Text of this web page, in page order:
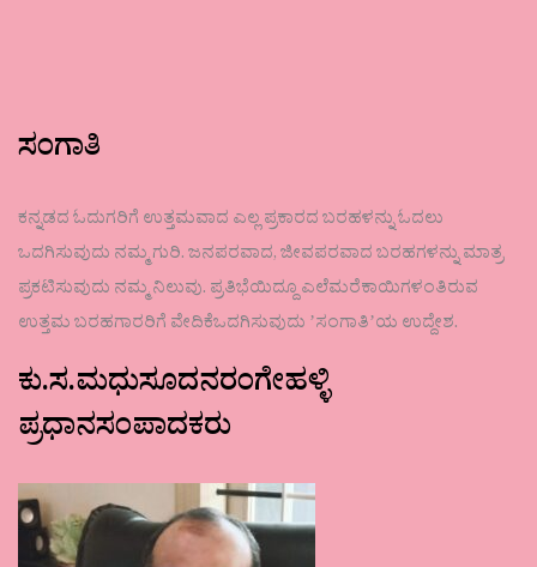
ಸಂಗಾತಿ
ಕನ್ನಡದ ಓದುಗರಿಗೆ ಉತ್ತಮವಾದ ಎಲ್ಲ ಪ್ರಕಾರದ ಬರಹಳನ್ನು ಓದಲು
ಒದಗಿಸುವುದು ನಮ್ಮ ಗುರಿ. ಜನಪರವಾದ, ಜೀವಪರವಾದ ಬರಹಗಳನ್ನು ಮಾತ್ರ
ಪ್ರಕಟಿಸುವುದು ನಮ್ಮ ನಿಲುವು. ಪ್ರತಿಭೆಯಿದ್ದೂ ಎಲೆಮರೆಕಾಯಿಗಳಂತಿರುವ
ಉತ್ತಮ ಬರಹಗಾರರಿಗೆ ವೇದಿಕೆಒದಗಿಸುವುದು ʼಸಂಗಾತಿʼಯ ಉದ್ದೇಶ.
ಕು.ಸ.ಮಧುಸೂದನರಂಗೇಹಳ್ಳಿ
ಪ್ರಧಾನಸಂಪಾದಕರು